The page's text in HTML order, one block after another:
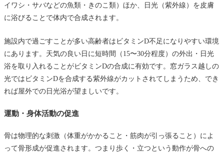
イワシ・サバなどの魚類・きのこ類）ほか、日光（紫外線）を皮膚
に浴びることで体内で合成されます。
施設内で過ごすことが多い高齢者はビタミンD不足になりやすい環境
にあります。天気の良い日に短時間（15〜30分程度）の外出・日光
浴を取り入れることがビタミンDの合成に有効です。窓ガラス越しの
光ではビタミンDを合成する紫外線がカットされてしまうため、でき
れば屋外での日光浴が望ましいです。
運動・身体活動の促進
骨は物理的な刺激（体重がかかること・筋肉が引っ張ること）によ
って骨形成が促進されます。つまり歩く・立つという動作が骨への